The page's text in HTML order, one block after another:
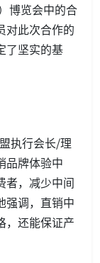
博览会中的合
对此次合作的
了坚实的基
执行会长/理
品牌体验中
者，减少中间
强调，直销中
，还能保证产